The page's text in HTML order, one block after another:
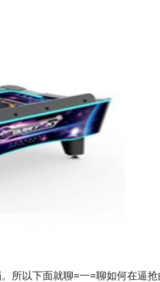
以下面就聊=一=聊如何在逼抢